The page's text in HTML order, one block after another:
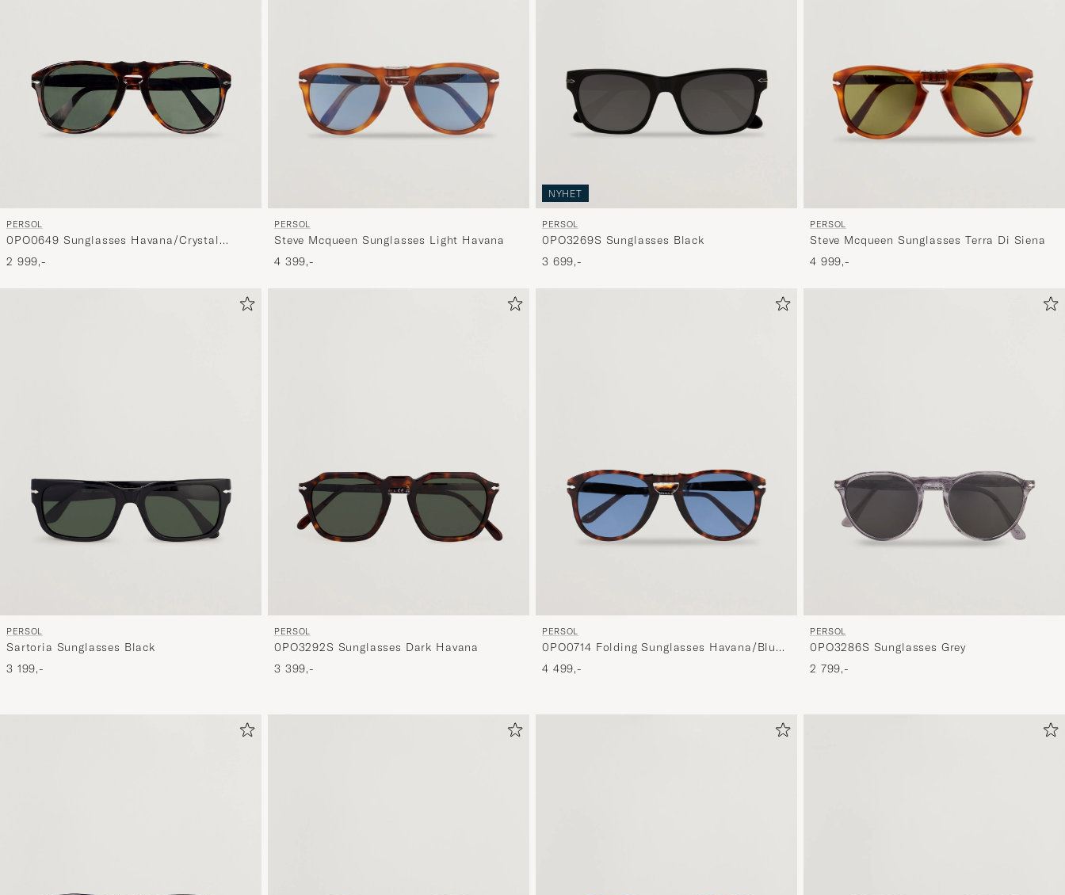
mer
utvalg
til
PERSOL
0PO0649 Sunglasses Havana/Crystal
Green
2 999,-
PERSOL
Steve Mcqueen Sunglasses Light Havana
4 399,-
NYHET
PERSOL
0PO3269S Sunglasses Black
3 699,-
PERSOL
Steve Mcqueen Sunglasses Terra Di Siena
4 999,-
PERSOL
Sartoria Sunglasses Black
3 199,-
PERSOL
0PO3292S Sunglasses Dark Havana
3 399,-
PERSOL
0PO0714 Folding Sunglasses Havana/Blue
Gradient
4 499,-
PERSOL
0PO3286S Sunglasses Grey
2 799,-